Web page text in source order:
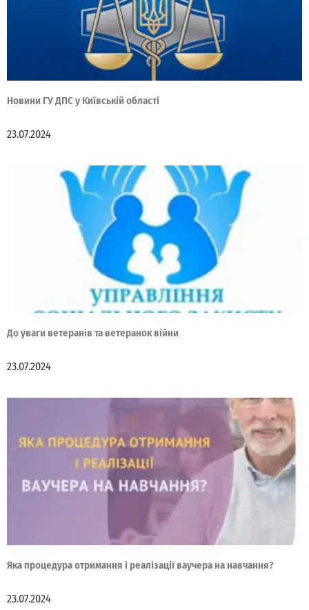
Новини ГУ ДПС у Київській області
23.07.2024
До уваги ветеранів та ветеранок війни
23.07.2024
Яка процедура отримання і реалізації ваучера на навчання?
23.07.2024